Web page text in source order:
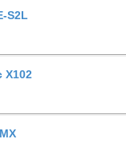
S2L
X102